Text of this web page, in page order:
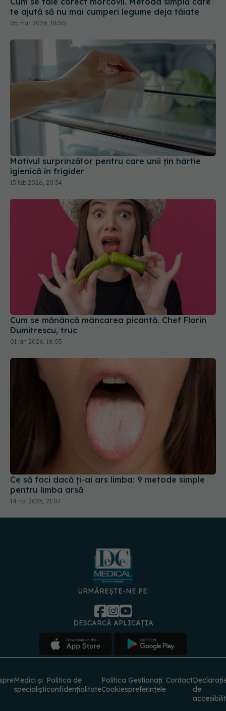
Motivul surprinzător pentru care unii țin hârtie
igienică în frigider
Cum se mănâncă mâncarea picantă. Chef Florin
Dumitrescu, truc
01 ian 2026, 18:05
Ce să faci dacă ți-ai ars limba: 9 metode simple
URMĂREȘTE-NE PE:
DESCARCĂ APLICAȚIA
Politica de
confidențialitate
Cookies
Gestionați
preferințele
Contact
© 2026 PRESS MEDIA ELECTRONIC S.R.L. Toate drepturile rezervate